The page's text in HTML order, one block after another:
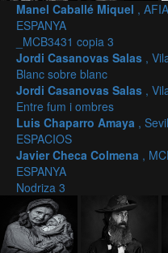
Manel Caballé Miquel ,
ESPANYA
_MCB3431 copia 3
Jordi Casanovas Salas ,
Blanc sobre blanc
Jordi Casanovas Salas ,
Entre fum i ombres
Luis Chaparro Amaya ,
ESPACIOS
Javier Checa Colmena ,
ESPANYA
Nodriza 3